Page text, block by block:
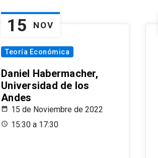
15 NOV
Teoría Económica
Daniel Habermacher,
Universidad de los
Andes
15 de Noviembre de 2022
15:30 a 17:30